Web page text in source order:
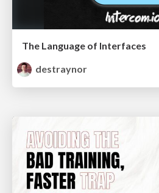
The Language of Interfaces
destraynor